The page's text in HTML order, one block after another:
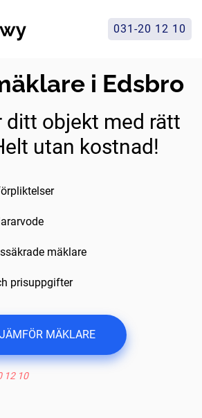
031-20 12 10
i Edsbro
ditt objekt med rätt
utan kostnad!
mäklare
prisuppgifter
JÄMFÖR MÄKLARE
12 10